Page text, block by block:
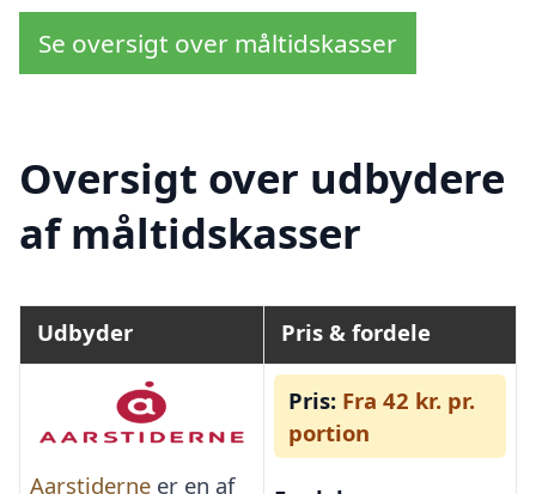
Se oversigt over måltidskasser
Oversigt over udbydere
af måltidskasser
Udbyder Pris & fordele
Aarstiderne er en af
Pris: Fra 42 kr. pr.
portion